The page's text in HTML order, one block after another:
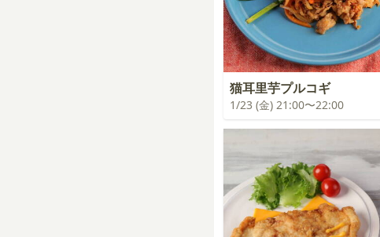
猫耳里芋プルコギ
1/23 (金) 21:00〜22:00